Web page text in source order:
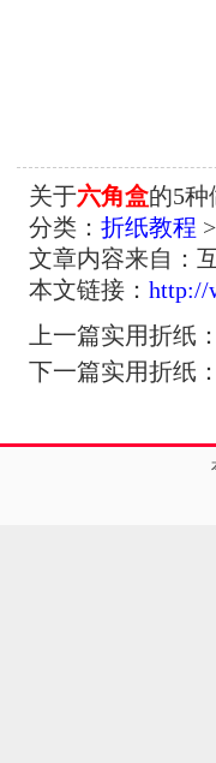
关于六角盒的5种
分类： 折纸教程 >
文章内容来自：
本文链接： http://
上一篇实用折纸：
下一篇实用折纸：